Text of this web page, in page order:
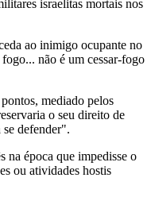
israelitas mortais nos
ao inimigo ocupante no
não é um cessar-fogo
mediado pelos
o seu direito de
se defender".
na época que impedisse o
ou atividades hostis